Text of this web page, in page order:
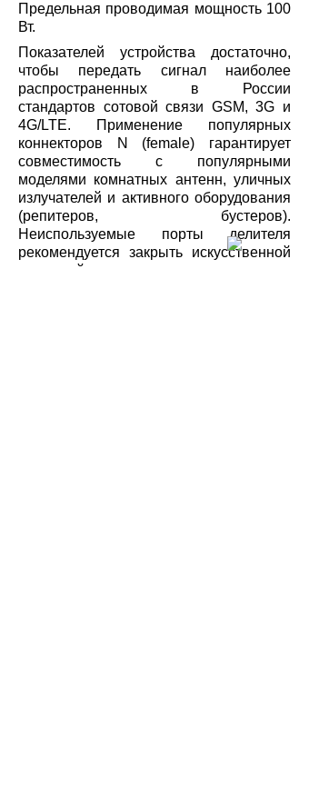
Предельная проводимая мощность 100
Вт.
Показателей устройства достаточно,
чтобы передать сигнал наиболее
распространенных в России
стандартов сотовой связи GSM, 3G и
4G/LTE. Применение популярных
коннекторов N (female) гарантирует
совместимость с популярными
моделями комнатных антенн, уличных
излучателей и активного оборудования
(репитеров, бустеров).
Неиспользуемые порты делителя
рекомендуется закрыть искусственной
нагрузкой, иначе можно повредить